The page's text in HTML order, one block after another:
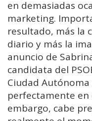
en demasiadas
marketing.
resultado, más la
diario y más la
anuncio de
candidata del
Ciudad
perfectamente en
embargo, cabe